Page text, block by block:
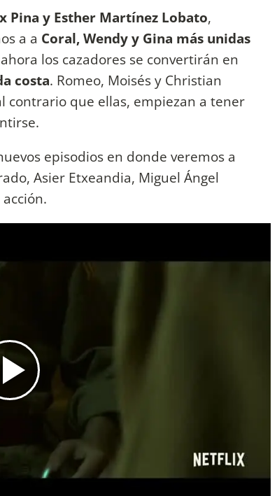
Pina y Esther Martínez Lobato,
a a Coral, Wendy y Gina más unidas
los cazadores se convertirán en
costa. Romeo, Moisés y Christian
que ellas, empiezan a tener
episodios en donde veremos a
Asier Etxeandia, Miguel Ángel